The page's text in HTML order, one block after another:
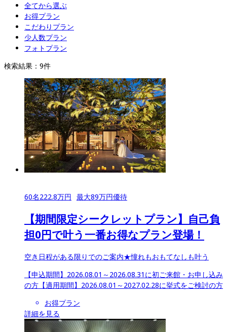
全てから選ぶ
お得プラン
こだわりプラン
少人数プラン
フォトプラン
検索結果： 9件
60名222.8万円 最大89万円優待
【期間限定シークレットプラン】自己負
担0円で叶う一番お得なプラン登場！
空き日程がある限りでのご案内★憧れもおもてなしも叶う
【申込期間】 2026.08.01～2026.08.31に初ご来館・お申し込み
の方 【適用期間】 2026.08.01～2027.02.28に挙式をご検討の方
お得プラン
詳細を見る